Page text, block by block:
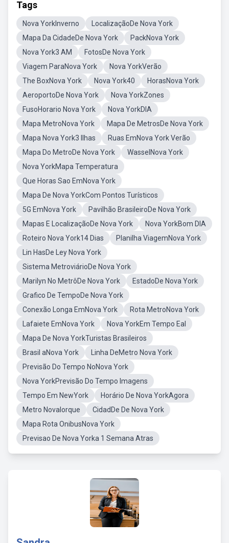
Tags
Nova YorkInverno
LocalizaçãoDe Nova York
Mapa Da CidadeDe Nova York
PackNova York
Nova York3 AM
FotosDe Nova York
Viagem ParaNova York
Nova YorkVerão
The BoxNova York
Nova York40
HorasNova York
AeroportoDe Nova York
Nova YorkZones
FusoHorario Nova York
Nova YorkDIA
Mapa MetroNova York
Mapa De MetrosDe Nova York
Mapa Nova York3 Ilhas
Ruas EmNova York Verão
Mapa Do MetroDe Nova York
WasselNova York
Nova YorkMapa Temperatura
Que Horas Sao EmNova York
Mapa De Nova YorkCom Pontos Turísticos
5G EmNova York
Pavilhão BrasileiroDe Nova York
Mapas E LocalizaçãoDe Nova York
Nova YorkBom DIA
Roteiro Nova York14 Dias
Planilha ViagemNova York
Lin HasDe Ley Nova York
Sistema MetroviárioDe Nova York
Marilyn No MetrôDe Nova York
EstadoDe Nova York
Grafico De TempoDe Nova York
Conexão Longa EmNova York
Rota MetroNova York
Lafaiete EmNova York
Nova YorkEm Tempo Eal
Mapa De Nova YorkTuristas Brasileiros
Brasil aNova York
Linha DeMetro Nova York
Previsão Do Tempo NoNova York
Nova YorkPrevisão Do Tempo Imagens
Tempo Em NewYork
Horário De Nova YorkAgora
Metro NovaIorque
CidadDe De Nova York
Mapa Rota OnibusNova York
Previsao De Nova Yorka 1 Semana Atras